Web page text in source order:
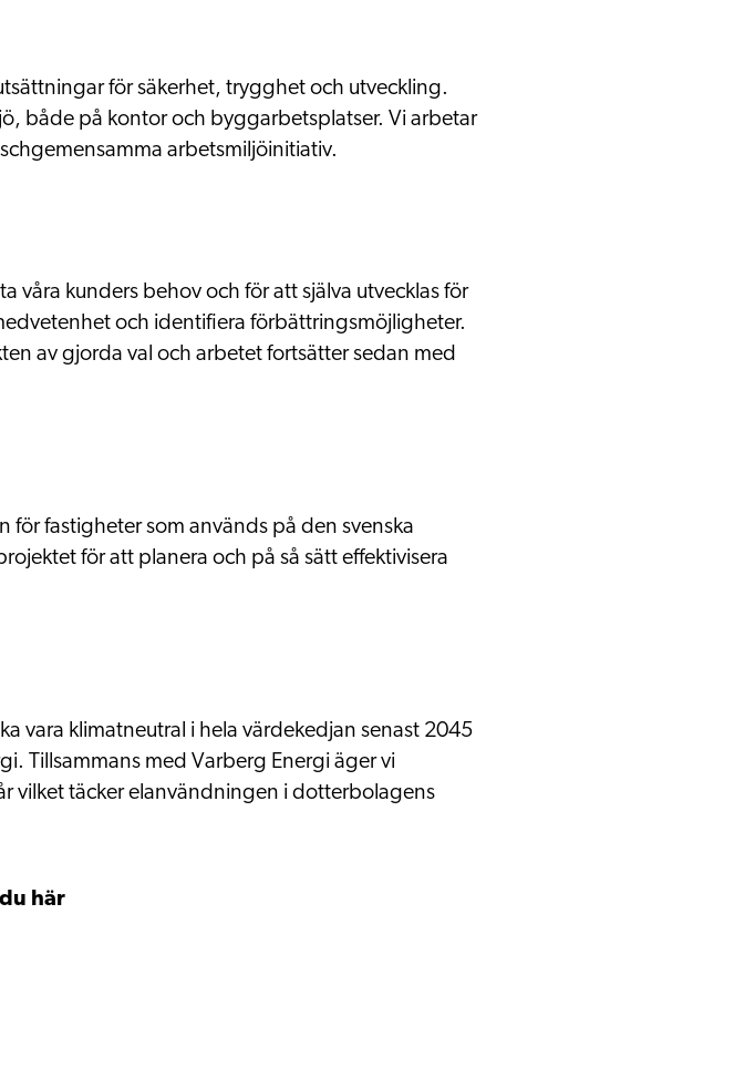
för säkerhet, trygghet och utveckling.
både på kontor och byggarbetsplatser. Vi arbetar
arbetsmiljöinitiativ.
våra kunders behov och för att själva utvecklas för
och identifiera förbättringsmöjligheter.
av gjorda val och arbetet fortsätter sedan med
för fastigheter som används på den svenska
för att planera och på så sätt effektivisera
vara klimatneutral i hela värdekedjan senast 2045
Tillsammans med Varberg Energi äger vi
vilket täcker elanvändningen i dotterbolagens
här